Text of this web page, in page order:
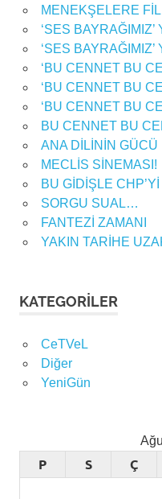
MENEKŞELERE
‘SES
‘SES
‘BU CENNET BU
‘BU CENNET BU
‘BU CENNET BU
BU CENNET BU
ANA DİLİNİN GÜCÜ
MECLİS SİNEMASI!
BU GİDİŞLE
SORGU SUAL…
FANTEZİ ZAMANI
YAKIN TARİHE
KATEGORILER
CeTVeL
Diğer
YeniGün
P S Ç